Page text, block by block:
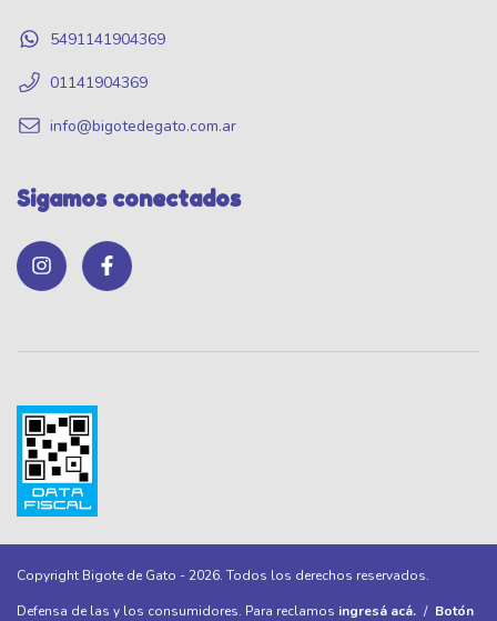
5491141904369
01141904369
info@bigotedegato.com.ar
Sigamos conectados
Copyright Bigote de Gato - 2026. Todos los derechos reservados.
Defensa de las y los consumidores. Para reclamos ingresá acá. / Botón